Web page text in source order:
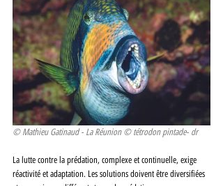
© Mathieu Gatinaud - La Réunion © tétrodon pintade- dr
La lutte contre la prédation, complexe et continuelle, exige
réactivité et adaptation. Les solutions doivent être diversifiées